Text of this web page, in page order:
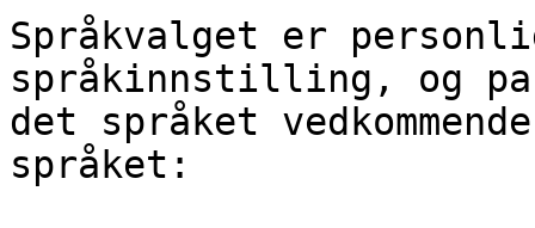
Språkvalget er
språkinnstilling, og
det språket
språket: